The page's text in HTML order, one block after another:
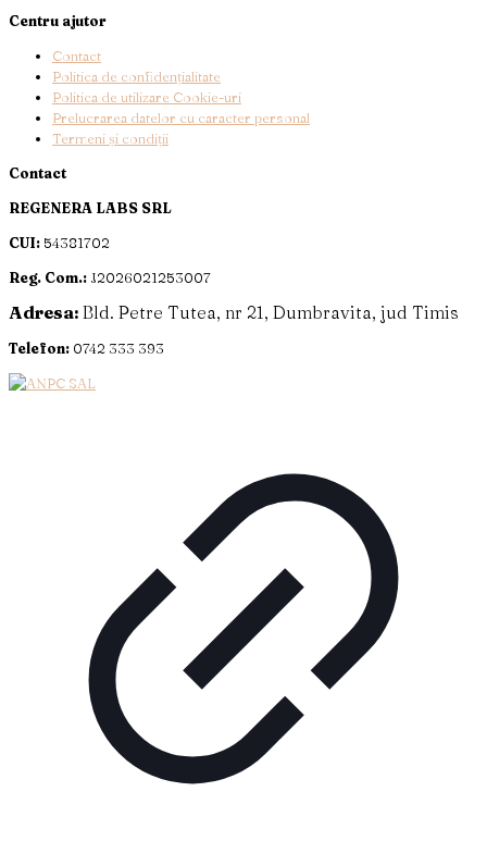
Centru ajutor
Contact
Politica de confidențialitate
Politica de utilizare Cookie-uri
Prelucrarea datelor cu caracter personal
Termeni și condiții
Contact
REGENERA LABS SRL
CUI: 54381702
Reg. Com.: J2026021253007
Adresa: Bld. Petre Tutea, nr 21, Dumbravita, jud Timis
Telefon: 0742 333 393